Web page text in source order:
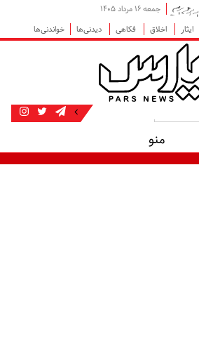
جمعه ۱۶ مرداد ۱۴۰۵
ایثار اخلاق فکاهی دیدنی‌ها خواندنی‌ها
منو